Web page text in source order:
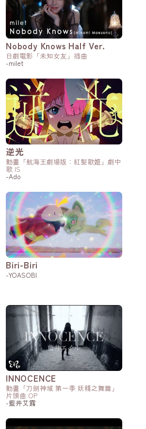
Nobody Knows Half Ver.
日劇電影「未知女友」插曲
-milet
逆光
動畫「航海王劇場版：紅髮歌姬」劇中
歌 IS
-Ado
Biri-Biri
-YOASOBI
INNOCENCE
動畫「刀劍神域 第一季 妖精之舞篇」
片頭曲 OP
-藍井艾露